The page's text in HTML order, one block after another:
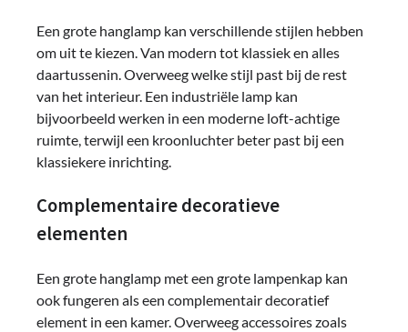
Een grote hanglamp kan verschillende stijlen hebben
om uit te kiezen. Van modern tot klassiek en alles
daartussenin. Overweeg welke stijl past bij de rest
van het interieur. Een industriële lamp kan
bijvoorbeeld werken in een moderne loft-achtige
ruimte, terwijl een kroonluchter beter past bij een
klassiekere inrichting.
Complementaire decoratieve
elementen
Een grote hanglamp met een grote lampenkap kan
ook fungeren als een complementair decoratief
element in een kamer. Overweeg accessoires zoals